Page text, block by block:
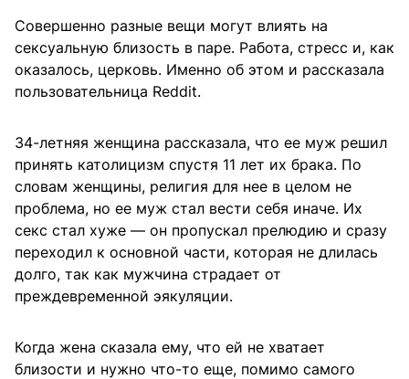
Совершенно разные вещи могут влиять на
сексуальную близость в паре. Работа, стресс и, как
оказалось, церковь. Именно об этом и рассказала
пользовательница Reddit.
34-летняя женщина рассказала, что ее муж решил
принять католицизм спустя 11 лет их брака. По
словам женщины, религия для нее в целом не
проблема, но ее муж стал вести себя иначе. Их
секс стал хуже — он пропускал прелюдию и сразу
переходил к основной части, которая не длилась
долго, так как мужчина страдает от
преждевременной эякуляции.
Когда жена сказала ему, что ей не хватает
близости и нужно что-то еще, помимо самого